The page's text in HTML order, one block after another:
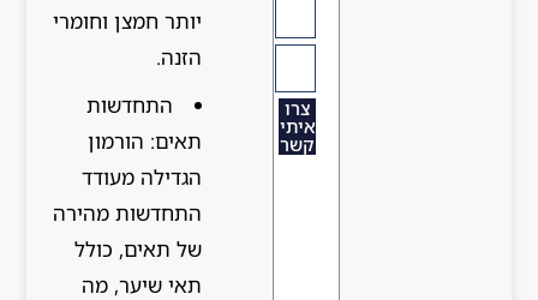
צרו
איתי
קשר
יותר חמצן וחומרי
הזנה.
התחדשות
תאים: הורמון
הגדילה מעודד
התחדשות מהירה
של תאים, כולל
תאי שיער, מה